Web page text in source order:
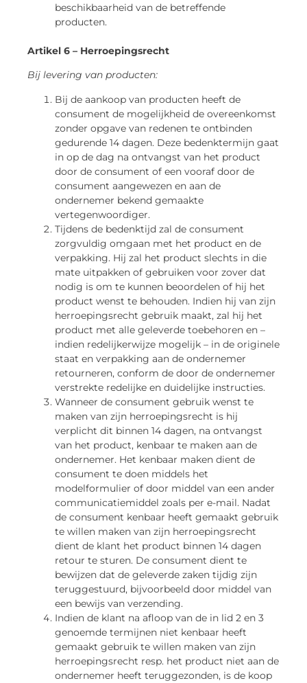
beschikbaarheid van de betreffende
producten.
Artikel 6 – Herroepingsrecht
Bij levering van producten:
Bij de aankoop van producten heeft de
consument de mogelijkheid de overeenkomst
zonder opgave van redenen te ontbinden
gedurende 14 dagen. Deze bedenktermijn gaat
in op de dag na ontvangst van het product
door de consument of een vooraf door de
consument aangewezen en aan de
ondernemer bekend gemaakte
vertegenwoordiger.
Tijdens de bedenktijd zal de consument
zorgvuldig omgaan met het product en de
verpakking. Hij zal het product slechts in die
mate uitpakken of gebruiken voor zover dat
nodig is om te kunnen beoordelen of hij het
product wenst te behouden. Indien hij van zijn
herroepingsrecht gebruik maakt, zal hij het
product met alle geleverde toebehoren en –
indien redelijkerwijze mogelijk – in de originele
staat en verpakking aan de ondernemer
retourneren, conform de door de ondernemer
verstrekte redelijke en duidelijke instructies.
Wanneer de consument gebruik wenst te
maken van zijn herroepingsrecht is hij
verplicht dit binnen 14 dagen, na ontvangst
van het product, kenbaar te maken aan de
ondernemer. Het kenbaar maken dient de
consument te doen middels het
modelformulier of door middel van een ander
communicatiemiddel zoals per e-mail. Nadat
de consument kenbaar heeft gemaakt gebruik
te willen maken van zijn herroepingsrecht
dient de klant het product binnen 14 dagen
retour te sturen. De consument dient te
bewijzen dat de geleverde zaken tijdig zijn
teruggestuurd, bijvoorbeeld door middel van
een bewijs van verzending.
Indien de klant na afloop van de in lid 2 en 3
genoemde termijnen niet kenbaar heeft
gemaakt gebruik te willen maken van zijn
herroepingsrecht resp. het product niet aan de
ondernemer heeft teruggezonden, is de koop